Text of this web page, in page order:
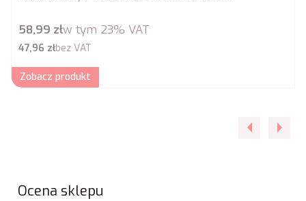
Cena brutto
58,99 złw tym 23% VAT
Cena netto
47,96 złbez VAT
Zobacz produkt
Ocena sklepu